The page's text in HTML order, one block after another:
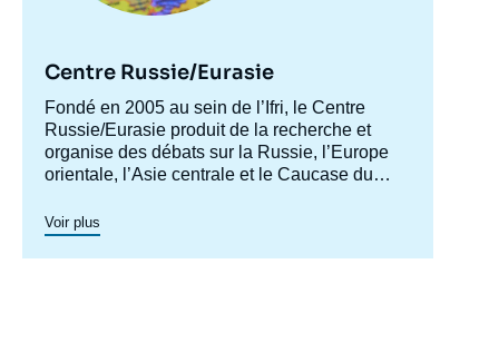
Centre Russie/Eurasie
Accroche
centre
Fondé en 2005 au sein de l’Ifri, le Centre
Russie/Eurasie produit de la recherche et
organise des débats sur la Russie, l’Europe
orientale, l’Asie centrale et le Caucase du
d'anticiper l'évolution de cette zone
géographique complexe en pleine mutation
pour enrichir le débat public en France et en
Voir plus